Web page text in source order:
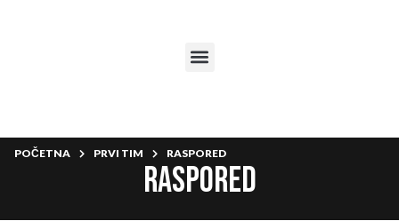
POČETNA PRVI TIM RASPORED
Raspored